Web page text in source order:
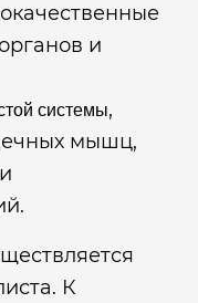
и
системы,
мышц,
К